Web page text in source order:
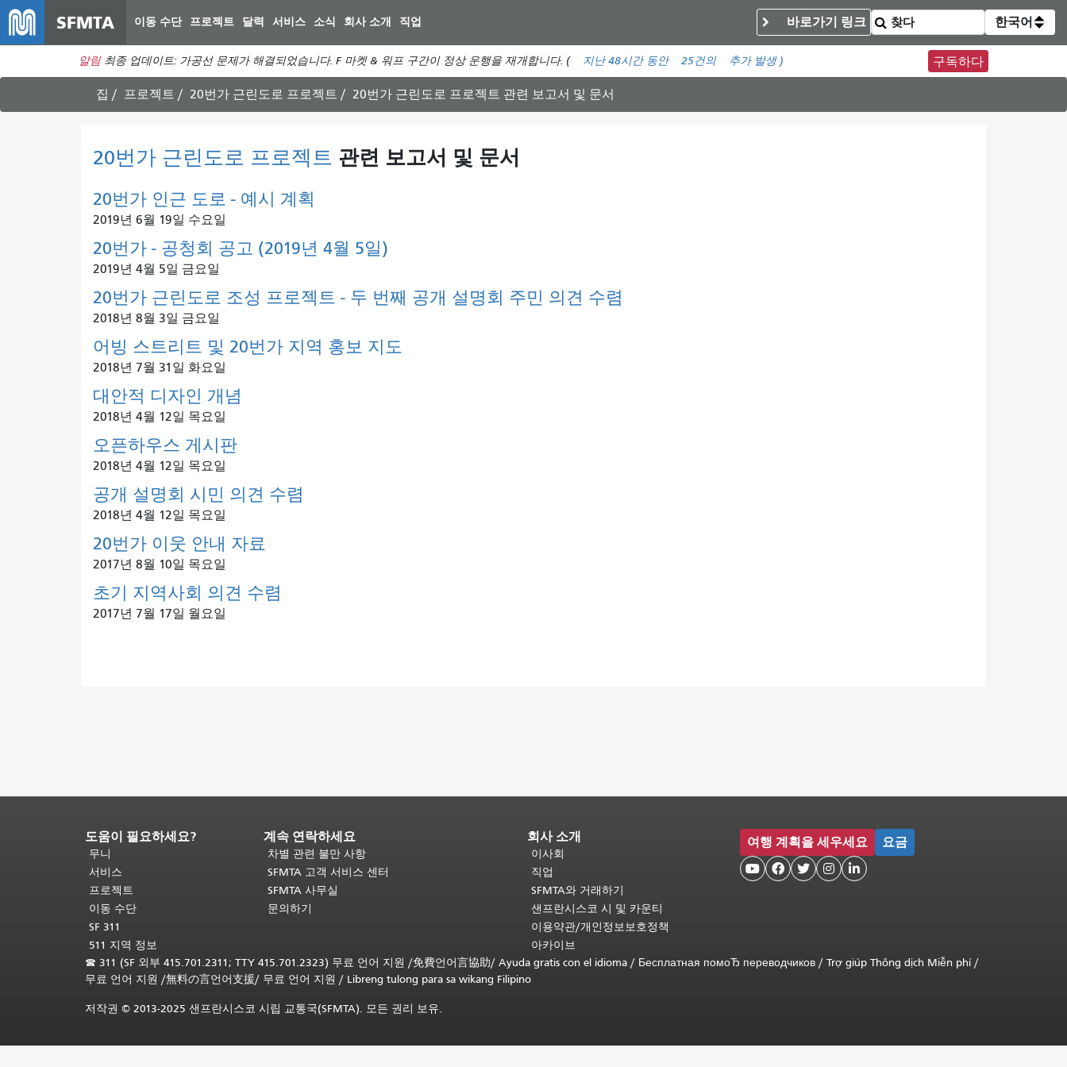
컨
텐
츠
SFMTA 이동 수단 프로젝트 달력 서비스 소식 회사 소개 직업 바로가기 링크 한국어
알림 최종 업데이트: 가공선 문제가 해결되었습니다. F 마켓 & 워프 구간이 정상 운행을 재개합니다. ( 지난 48시간 동안 25건의 추가 발생 ) 구독하다
집 프로젝트 20번가 근린도로 프로젝트 20번가 근린도로 프로젝트 관련 보고서 및 문서
20번가 근린도로 프로젝트 관련 보고서 및 문서
20번가 인근 도로 - 예시 계획
2019년 6월 19일 수요일
20번가 - 공청회 공고 (2019년 4월 5일)
2019년 4월 5일 금요일
20번가 근린도로 조성 프로젝트 - 두 번째 공개 설명회 주민 의견 수렴
2018년 8월 3일 금요일
어빙 스트리트 및 20번가 지역 홍보 지도
2018년 7월 31일 화요일
대안적 디자인 개념
2018년 4월 12일 목요일
오픈하우스 게시판
2018년 4월 12일 목요일
공개 설명회 시민 의견 수렴
2018년 4월 12일 목요일
20번가 이웃 안내 자료
2017년 8월 10일 목요일
초기 지역사회 의견 수렴
2017년 7월 17일 월요일
페
이
지
내
용
끝
다. 이
페
이
도움이 필요하세요?
무니
서비스
프로젝트
이동 수단
SF 311
511 지역 정보
계속 연락하세요
차별 관련 불만 사항
SFMTA 고객 서비스 센터
SFMTA 사무실
문의하기
회사 소개
이사회
직업
SFMTA와 거래하기
샌프란시스코 시 및 카운티
이용약관/개인정보보호정책
아카이브
여행 계획을 세우세요 요금
    
☎ 311 (SF 외부 415.701.2311; TTY 415.701.2323) 무료 언어 지원 /免費언어言協助/ Ayuda gratis con el idioma / Бесплатная помоЂ переводчиков / Trợ giúp Thông dịch Miễn phí/
무료 언어 지원 /無料の言언어支援/ 무료 언어 지원 / Libreng tulong para sa wikang Filipino
저작권 © 2013-2025 샌프란시스코 시립 교통국(SFMTA). 모든 권리 보유.